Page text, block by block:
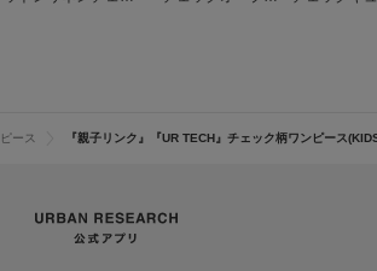
ース 『親子リンク』『UR TECH』チェック柄ワンピース